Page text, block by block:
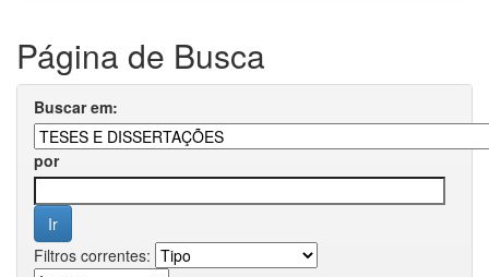
Página de Busca
Buscar em:
por
Filtros correntes: